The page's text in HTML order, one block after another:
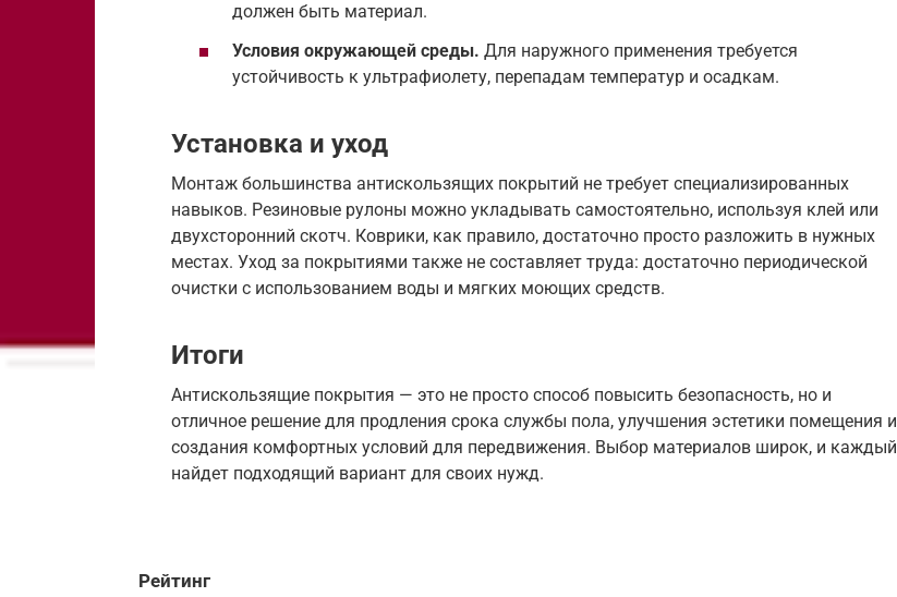
должен быть материал.
Условия окружающей среды. Для наружного применения требуется
устойчивость к ультрафиолету, перепадам температур и осадкам.
Установка и уход
Монтаж большинства антискользящих покрытий не требует специализированных
навыков. Резиновые рулоны можно укладывать самостоятельно, используя клей или
двухсторонний скотч. Коврики, как правило, достаточно просто разложить в нужных
местах. Уход за покрытиями также не составляет труда: достаточно периодической
очистки с использованием воды и мягких моющих средств.
Итоги
Антискользящие покрытия — это не просто способ повысить безопасность, но и
отличное решение для продления срока службы пола, улучшения эстетики помещения и
создания комфортных условий для передвижения. Выбор материалов широк, и каждый
найдет подходящий вариант для своих нужд.
Рейтинг